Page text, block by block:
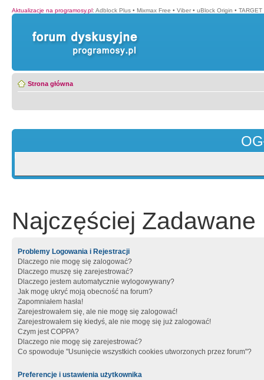
Aktualizacje na programosy.pl: Adblock Plus • Mixmax Free • Viber • uBlock Origin •
Strona główna
Najczęściej Zadawane
Problemy Logowania i Rejestracji
Dlaczego nie mogę się zalogować?
Dlaczego muszę się zarejestrować?
Dlaczego jestem automatycznie wylogowywany?
Jak mogę ukryć moją obecność na forum?
Zapomniałem hasła!
Zarejestrowałem się, ale nie mogę się zalogować!
Zarejestrowałem się kiedyś, ale nie mogę się już zalogować!
Czym jest COPPA?
Dlaczego nie mogę się zarejestrować?
Co spowoduje "Usunięcie wszystkich cookies utworzonych przez forum"?
Preferencje i ustawienia użytkownika